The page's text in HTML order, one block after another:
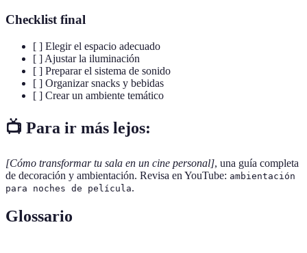
Checklist final
[ ] Elegir el espacio adecuado
[ ] Ajustar la iluminación
[ ] Preparar el sistema de sonido
[ ] Organizar snacks y bebidas
[ ] Crear un ambiente temático
📺 Para ir más lejos:
[Cómo transformar tu sala en un cine personal], una guía completa
de decoración y ambientación. Revisa en YouTube: ambientación
para noches de película.
Glossario